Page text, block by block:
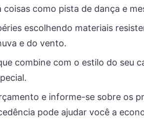
coisas como pista de dança e
escolhendo materiais
e do vento.
combine com o estilo do seu
e informe-se sobre os
pode ajudar você a